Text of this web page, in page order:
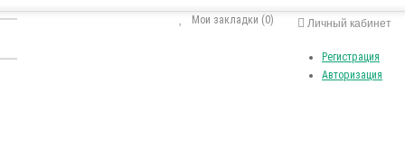
Личный кабинет
Регистрация
Авторизация
Мои закладки (0)